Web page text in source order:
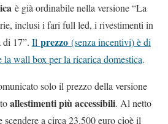
è già ordinabile nella versione “La
inclusi i fari full led, i rivestimenti in
di 17”. Il prezzo (senza incentivi) è di
la wall box per la ricarica domestica.
solo il prezzo della versione
allestimenti più accessibili. Al netto
a circa 23.500 euro cioè il